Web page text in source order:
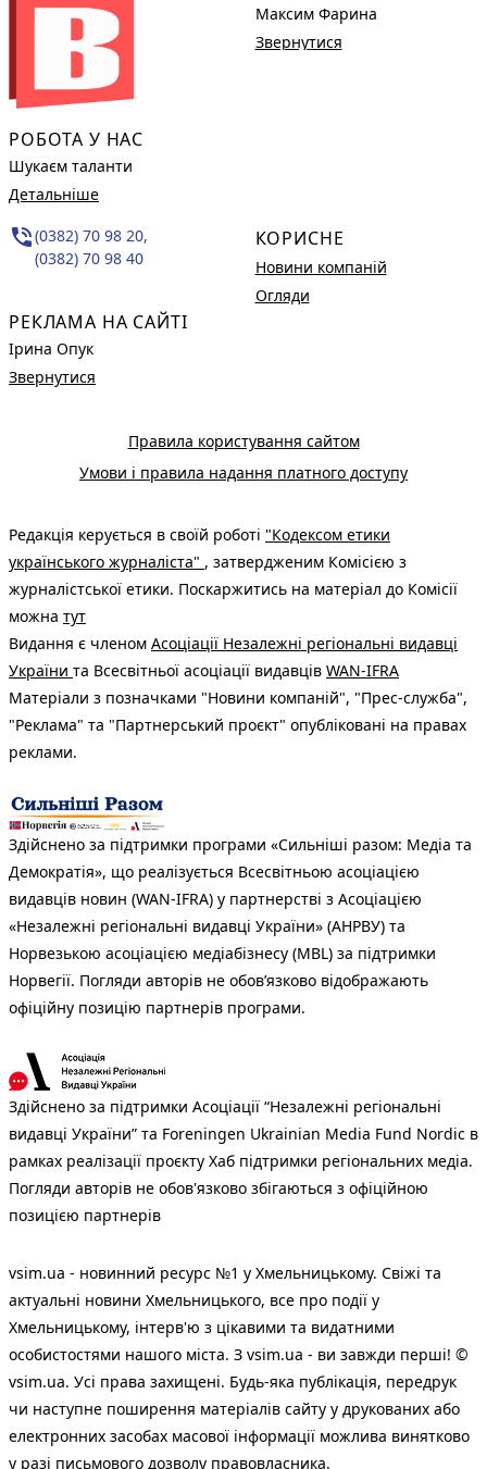
РОБОТА У НАС
Шукаєм таланти
Детальніше
phone_in_talk(0382) 70 98 20,
(0382) 70 98 40
РЕКЛАМА НА САЙТІ
Ірина Опук
Звернутися
Максим Фарина
Звернутися
КОРИСНЕ
Новини компаній
Огляди
Правила користування сайтом
Умови і правила надання платного доступу
Редакція керується в своїй роботі "Кодексом етики
українського журналіста" , затвердженим Комісією з
журналістської етики. Поскаржитись на матеріал до Комісії
можна тут
Видання є членом Асоціації Незалежні регіональні видавці
України та Всесвітньої асоціації видавців WAN-IFRA
Матеріали з позначками "Новини компаній", "Прес-служба",
"Реклама" та "Партнерський проєкт" опубліковані на правах
реклами.
Здійснено за підтримки програми «Сильніші разом: Медіа та
Демократія», що реалізується Всесвітньою асоціацією
видавців новин (WAN-IFRA) у партнерстві з Асоціацією
«Незалежні регіональні видавці України» (АНРВУ) та
Норвезькою асоціацією медіабізнесу (MBL) за підтримки
Норвегії. Погляди авторів не обов’язково відображають
офіційну позицію партнерів програми.
Здійснено за підтримки Асоціації “Незалежні регіональні
видавці України” та Foreningen Ukrainian Media Fund Nordic в
рамках реалізації проєкту Хаб підтримки регіональних медіа.
Погляди авторів не обов'язково збігаються з офіційною
позицією партнерів
vsim.ua - новинний ресурс №1 у Хмельницькому. Свіжі та
актуальні новини Хмельницького, все про події у
Хмельницькому, інтерв'ю з цікавими та видатними
особистостями нашого міста. З vsim.ua - ви завжди перші! ©
vsim.ua. Усі права захищені. Будь-яка публiкацiя, передрук
чи наступне поширення матеріалів сайту у друкованих або
електронних засобах масової інформації можлива винятково
у разі письмового дозволу правовласника.